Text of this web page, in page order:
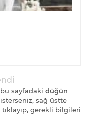
sayfadaki düğün
sağ üstte
gerekli bilgileri